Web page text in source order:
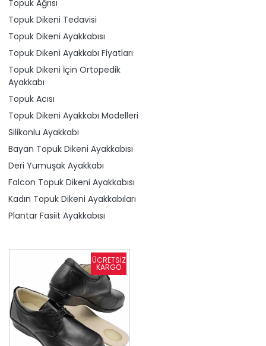
Topuk Ağrısı
Topuk Dikeni Tedavisi
Topuk Dikeni Ayakkabısı
Topuk Dikeni Ayakkabı Fiyatları
Topuk Dikeni İçin Ortopedik
Ayakkabı
Topuk Acısı
Topuk Dikeni Ayakkabı Modelleri
Silikonlu Ayakkabı
Bayan Topuk Dikeni Ayakkabısı
Deri Yumuşak Ayakkabı
Falcon Topuk Dikeni Ayakkabısı
Kadın Topuk Dikeni Ayakkabıları
Plantar Fasiit Ayakkabısı